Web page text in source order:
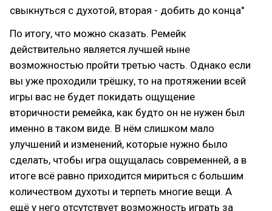
свыкнуться с духотой, вторая - добить до конца"
По итогу, что можно сказать. Ремейк
действительно является лучшей ныне
возможностью пройти третью часть. Однако если
вы уже проходили трёшку, то на протяжении всей
игры вас не будет покидать ощущение
вторичности ремейка, как будто он не нужен был
именно в таком виде. В нём слишком мало
улучшений и изменений, которые нужно было
сделать, чтобы игра ощущалась современней, а в
итоге всё равно приходится мириться с большим
количеством духоты и терпеть многие вещи. А
ещё у него отсутствует возможность играть за